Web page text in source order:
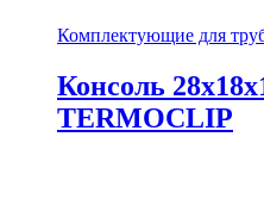
Комплектующие для
Консоль
TERMOCLIP